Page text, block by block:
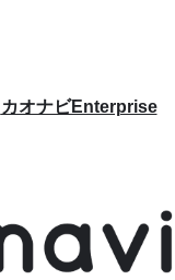
カオナビEnterprise